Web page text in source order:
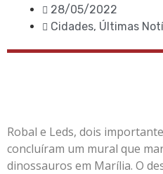
28/05/2022
Cidades, Últimas
Robal e Leds, dois
concluíram um mural que
dinossauros em Marília. O